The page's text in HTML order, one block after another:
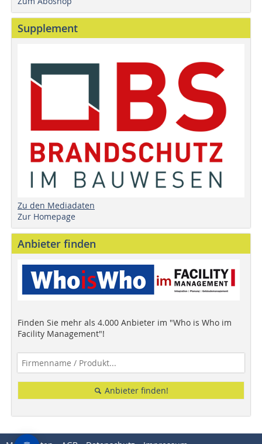
Supplement
Zu den Mediadaten
Zur Homepage
Anbieter finden
Finden Sie mehr als 4.000 Anbieter im "Who is Who im
Facility Management"!
Anbieter finden!